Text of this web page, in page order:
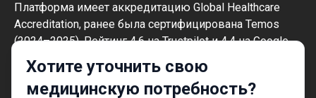
Хотите уточнить свою
медицинскую потребность?
Платформа имеет аккредитацию Global Healthcare
Accreditation, ранее была сертифицирована Temos
(2024–2025). Рейтинг 4.6 на Trustpilot и 4.4 на Google
Reviews.
Информация на сайте не может быть
использована для постановки диагноза,